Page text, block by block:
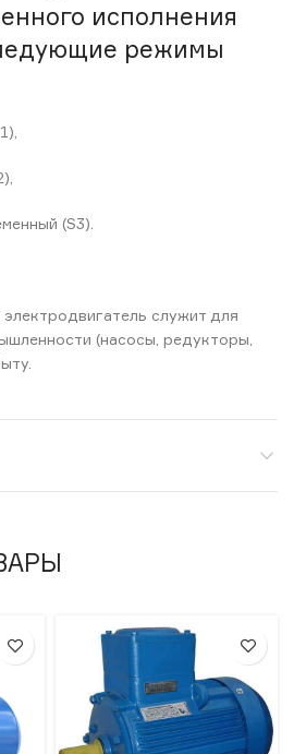
исполнения
режимы
(S3).
служит для
(насосы, редукторы,